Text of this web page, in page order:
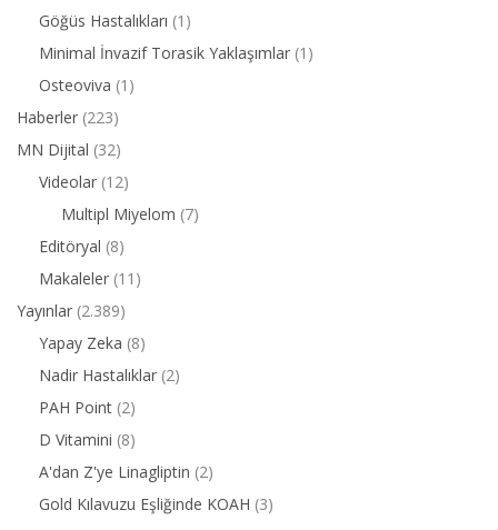
Göğüs Hastalıkları (1)
Minimal İnvazif Torasik Yaklaşımlar (1)
Osteoviva (1)
Haberler (223)
MN Dijital (32)
Videolar (12)
Multipl Miyelom (7)
Editöryal (8)
Makaleler (11)
Yayınlar (2.389)
Yapay Zeka (8)
Nadir Hastalıklar (2)
PAH Point (2)
D Vitamini (8)
A'dan Z'ye Linagliptin (2)
Gold Kılavuzu Eşliğinde KOAH (3)